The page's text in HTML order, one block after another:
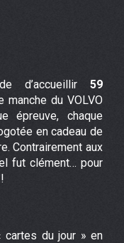
d’accueillir 59
du VOLVO
épreuve, chaque
en cadeau de
Contrairement aux
fut clément… pour
du jour » en